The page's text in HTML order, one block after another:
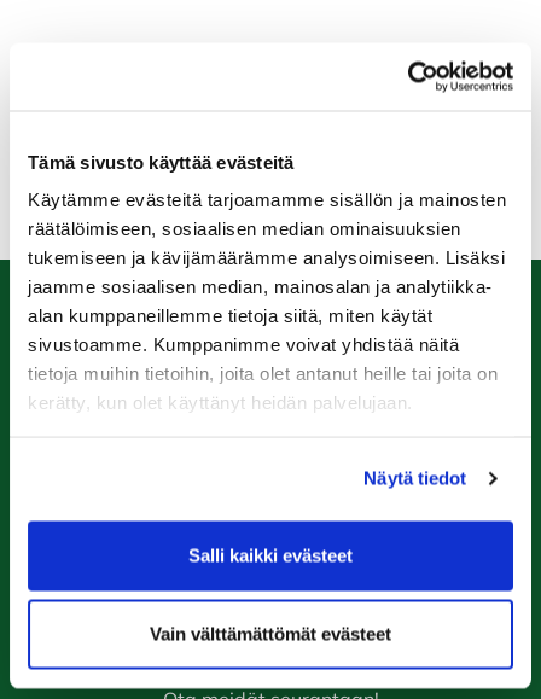
Tämä sivusto käyttää evästeitä
Käytämme evästeitä tarjoamamme sisällön ja mainosten
räätälöimiseen, sosiaalisen median ominaisuuksien
tukemiseen ja kävijämäärämme analysoimiseen. Lisäksi
jaamme sosiaalisen median, mainosalan ja analytiikka-
alan kumppaneillemme tietoja siitä, miten käytät
sivustoamme. Kumppanimme voivat yhdistää näitä
tietoja muihin tietoihin, joita olet antanut heille tai joita on
kerätty, kun olet käyttänyt heidän palvelujaan.
Näytä tiedot
Salli kaikki evästeet
Vain välttämättömät evästeet
Caddiemaster
0447974813
caddiemaster@raumagolf.fi
Seuraa meitä